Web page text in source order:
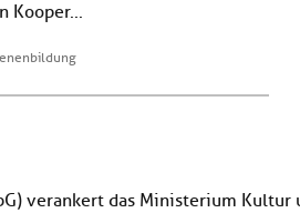
Kooper...
verankert das Ministerium Kultur